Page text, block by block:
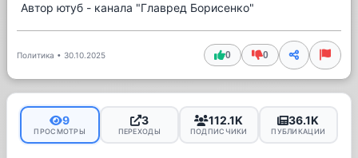
Автор ютуб - канала "Главред Борисенко"
Политика • 30.10.2025 0 0
9
ПРОСМОТРЫ
3
ПЕРЕХОДЫ
112.1K
ПОДПИСЧИКИ
36.1K
ПУБЛИКАЦИИ